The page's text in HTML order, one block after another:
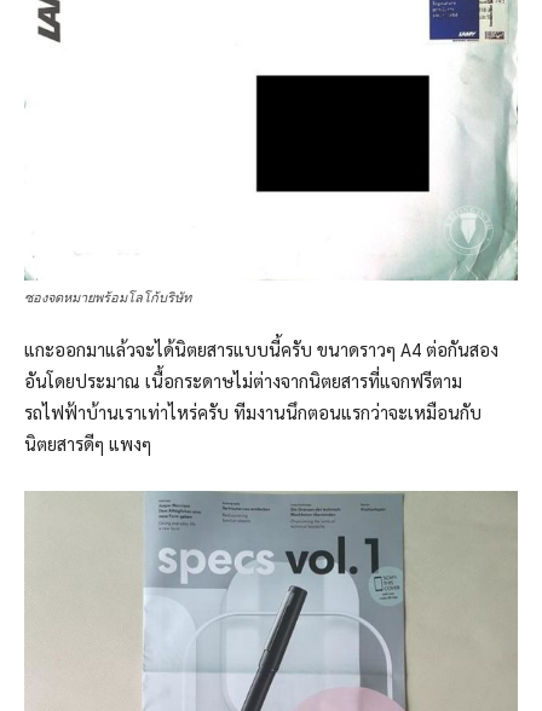
ซองจดหมายพร้อมโลโก้บริษัท
แกะออกมาแล้วจะได้นิตยสารแบบนี้ครับ ขนาดราวๆ A4 ต่อกันสอง
อันโดยประมาณ เนื้อกระดาษไม่ต่างจากนิตยสารที่แจกฟรีตาม
รถไฟฟ้าบ้านเราเท่าไหร่ครับ ทีมงานนึกตอนแรกว่าจะเหมือนกับ
นิตยสารดีๆ แพงๆ